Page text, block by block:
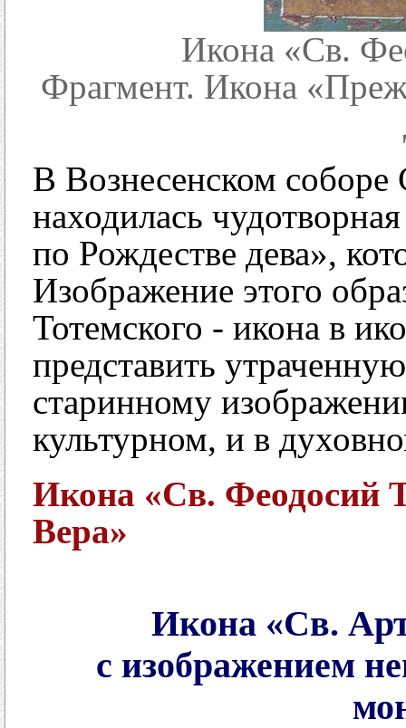
Икона «Св.
Фрагмент. Икона
В Вознесенском
находилась
по Рождестве дева»,
Изображение этого
Тотемского - икона в
представить
старинному
культурном, и в
Икона «Св. Феодосий
Вера»
Икона «Св.
с изображением